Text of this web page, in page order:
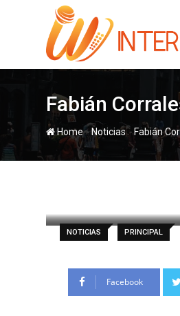
Fabián
Home-Noticias-Fabián
NOTICIAS PRINCIPAL
Facebook